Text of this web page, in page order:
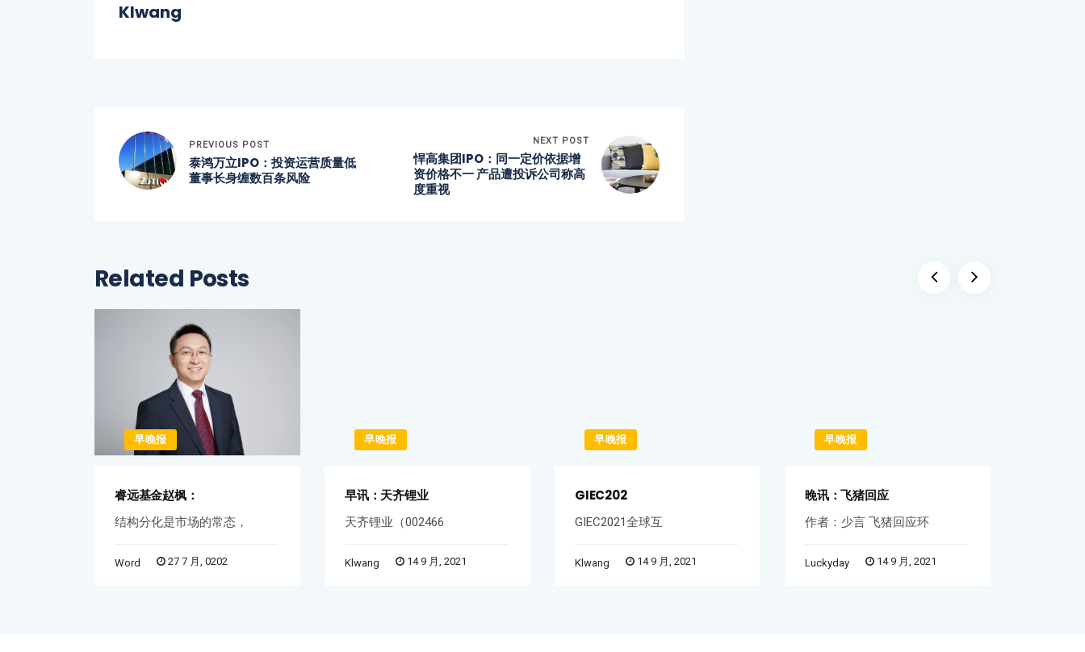
Klwang
PREVIOUS POST
泰鸿万立IPO：投资运营质量低
董事长身缠数百条风险
NEXT POST
悍高集团IPO：同一定价依据增
资价格不一 产品遭投诉公司称高
度重视
Related Posts
早晚报
睿远基金赵枫：
结构分化是市场的常态，
Word 27 7 月, 0202
早晚报
早讯：天齐锂业
天齐锂业（002466
Klwang 14 9 月, 2021
早晚报
GIEC202
GIEC2021全球互
Klwang 14 9 月, 2021
早晚报
晚讯：飞猪回应
作者：少言 飞猪回应环
Luckyday 14 9 月, 2021